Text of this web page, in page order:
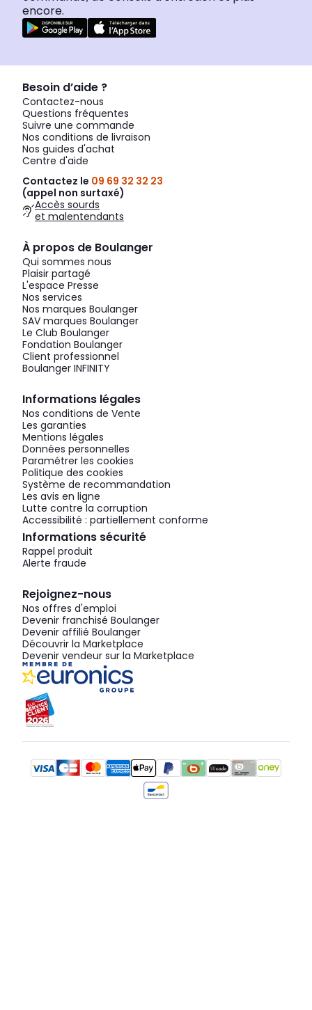
encore.
Besoin d’aide ?
Contactez-nous
Questions fréquentes
Suivre une commande
Nos conditions de livraison
Nos guides d'achat
Centre d'aide
Contactez le 09 69 32 32 23
(appel non surtaxé)
Accès sourds
et malentendants
À propos de Boulanger
Qui sommes nous
Plaisir partagé
L'espace Presse
Nos services
Nos marques Boulanger
SAV marques Boulanger
Le Club Boulanger
Fondation Boulanger
Client professionnel
Boulanger INFINITY
Informations légales
Nos conditions de Vente
Les garanties
Mentions légales
Données personnelles
Paramétrer les cookies
Politique des cookies
Système de recommandation
Les avis en ligne
Lutte contre la corruption
Accessibilité : partiellement conforme
Informations sécurité
Rappel produit
Alerte fraude
Rejoignez-nous
Nos offres d'emploi
Devenir franchisé Boulanger
Devenir affilié Boulanger
Découvrir la Marketplace
Devenir vendeur sur la Marketplace